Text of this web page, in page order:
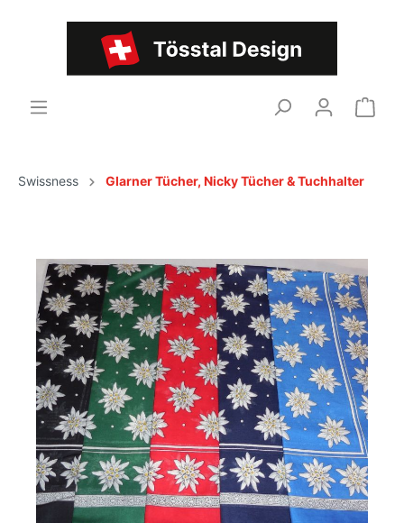
Swissness Glarner Tücher, Nicky Tücher & Tuchhalter